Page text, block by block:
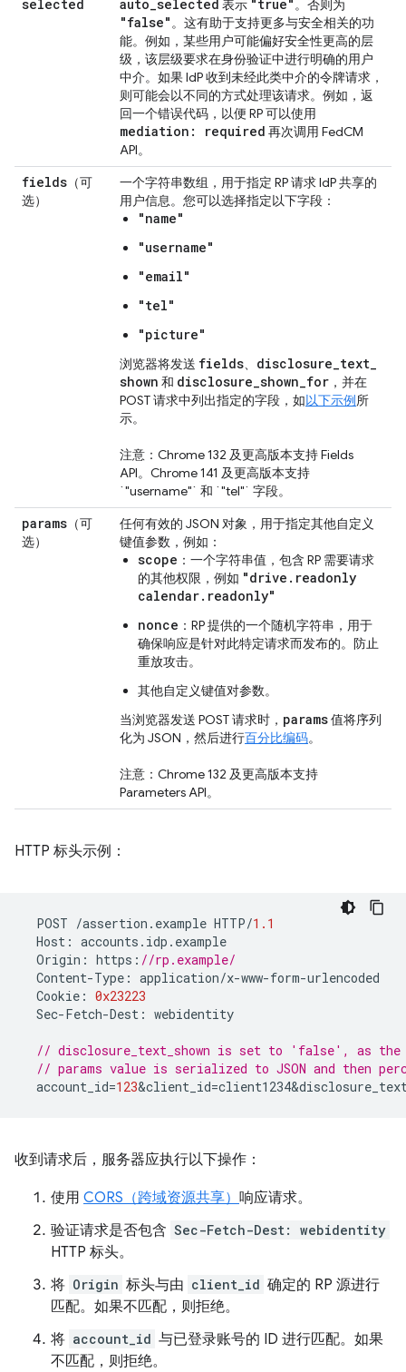
selected
auto_selected 表示 "true"。否则为
"false"。这有助于支持更多与安全相关的功
能。例如，某些用户可能偏好安全性更高的层
级，该层级要求在身份验证中进行明确的用户
中介。如果 IdP 收到未经此类中介的令牌请求，
则可能会以不同的方式处理该请求。例如，返
回一个错误代码，以便 RP 可以使用
mediation: required 再次调用 FedCM
API。
fields （可
选）
一个字符串数组，用于指定 RP 请求 IdP 共享的
用户信息。您可以选择指定以下字段：
"name"
"username"
"email"
"tel"
"picture"
浏览器将发送 fields、 disclosure_text_
shown 和 disclosure_shown_for ，并在
POST 请求中列出指定的字段，如以下示例所
示。
注意：Chrome 132 及更高版本支持 Fields
API。Chrome 141 及更高版本支持
`"username"` 和 `"tel"` 字段。
params （可
选）
任何有效的 JSON 对象，用于指定其他自定义
键值参数，例如：
scope ：一个字符串值，包含 RP 需要请求
的其他权限，例如 "drive.readonly
calendar.readonly"
nonce ：RP 提供的一个随机字符串，用于
确保响应是针对此特定请求而发布的。防止
重放攻击。
其他自定义键值对参数。
当浏览器发送 POST 请求时， params值将序列
化为 JSON，然后进行百分比编码。
注意：Chrome 132 及更高版本支持
Parameters API。
HTTP 标头示例：
POST /assertion . example HTTP/1.1
Host : accounts . idp . example
Origin : https : //rp.example/
Content-Type : application/x-www-form-urlencoded
Cookie : 0x23223
Sec-Fetch-Dest : webidentity
// disclosure_text_shown is set to 'false', as
// params value is serialized to JSON and then
account_id=123&client_id=
收到请求后，服务器应执行以下操作：
使用 CORS（跨域资源共享） 响应请求。
验证请求是否包含 Sec-Fetch-Dest: webidentity
HTTP 标头。
将 Origin 标头与由 client_id 确定的 RP 源进行
匹配。如果不匹配，则拒绝。
将 account_id 与已登录账号的 ID 进行匹配。如果
不匹配，则拒绝。